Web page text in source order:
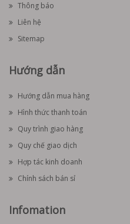
Thông báo
Liên hệ
Sitemap
Hướng dẫn
Hướng dẫn mua hàng
Hình thức thanh toán
Quy trình giao hàng
Quy chế giao dịch
Hợp tác kinh doanh
Chính sách bán sỉ
Infomation